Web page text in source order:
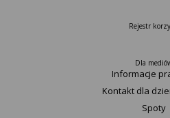
Rejestr
Dla
Informacje
Kontakt dla
Spoty